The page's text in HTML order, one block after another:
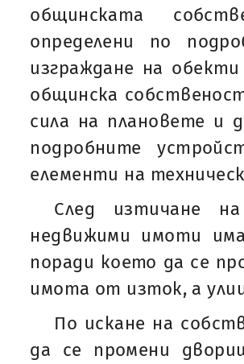
общинската
определени по
изграждане на
общинска
сила на плановете и
подробните
елементи на
След изтичане
недвижими имоти
поради което да се
имота от изток, а
По искане на
да се промени